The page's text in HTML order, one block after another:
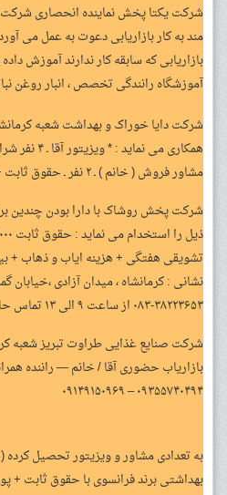
شرکت یکتا پخش نماینده انحصاری شرکت
بازاریابی که سابقه کار ندارند آموزش
آموزشگاه رانندگی تخصص ، انبار روغن نباتی قو ۳۸۲۸۱۳۶۸-۰۹۱۸۹۲۸۳۳۴۸-
شرکت دایا خوراک و بهداشت شعبه
همکاری
مشاور فروش ( خانم ) ـ ۲ نفر ـ حقوق ثابت + پورسانت + بیمه ۳۸۳۹۹۴۶۶-۰۸۳
شرکت پخش روشاک با دارا بودن چندین
تشویقی هفتگی + هزینه ایاب و ذهاب +
۳۸۲۲۳۶۵۳-۰۸۳ از ساعت ۹ الی ۱۳ تماس حاصل نمایند
شرکت صنایع غذایی طراوت تبریز شعبه
بازاریاب حضوری آقا / خانم — راننده
۰۹۳۵۵۷۴۰۴۹۴ – ۰۹۱۴۹۱۵۰۹۶۹
به تعدادی مشاور و ویزیتور تحصیل
بهداشتی برند فرانسوی با حقوق ثابت + پورسانت + بیمه نیازمندیم